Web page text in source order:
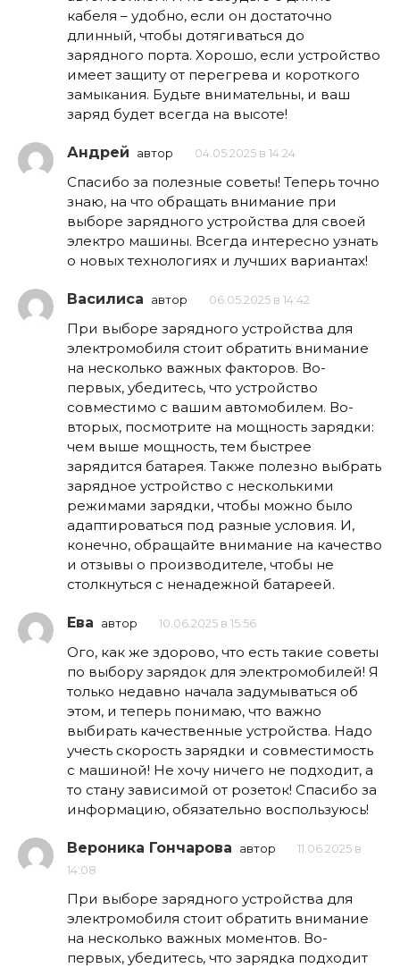
кабеля – удобно, если он достаточно
длинный, чтобы дотягиваться до
зарядного порта. Хорошо, если устройство
имеет защиту от перегрева и короткого
замыкания. Будьте внимательны, и ваш
заряд будет всегда на высоте!
Андрей автор 04.05.2025 в 14:24
Спасибо за полезные советы! Теперь точно
знаю, на что обращать внимание при
выборе зарядного устройства для своей
электро машины. Всегда интересно узнать
о новых технологиях и лучших вариантах!
Василиса автор 06.05.2025 в 14:42
При выборе зарядного устройства для
электромобиля стоит обратить внимание
на несколько важных факторов. Во-
первых, убедитесь, что устройство
совместимо с вашим автомобилем. Во-
вторых, посмотрите на мощность зарядки:
чем выше мощность, тем быстрее
зарядится батарея. Также полезно выбрать
зарядное устройство с несколькими
режимами зарядки, чтобы можно было
адаптироваться под разные условия. И,
конечно, обращайте внимание на качество
и отзывы о производителе, чтобы не
столкнуться с ненадежной батареей.
Ева автор 10.06.2025 в 15:56
Ого, как же здорово, что есть такие советы
по выбору зарядок для электромобилей! Я
только недавно начала задумываться об
этом, и теперь понимаю, что важно
выбирать качественные устройства. Надо
учесть скорость зарядки и совместимость
с машиной! Не хочу ничего не подходит, а
то стану зависимой от розеток! Спасибо за
информацию, обязательно воспользуюсь!
Вероника Гончарова автор
11.06.2025 в
14:08
При выборе зарядного устройства для
электромобиля стоит обратить внимание
на несколько важных моментов. Во-
первых, убедитесь, что зарядка подходит